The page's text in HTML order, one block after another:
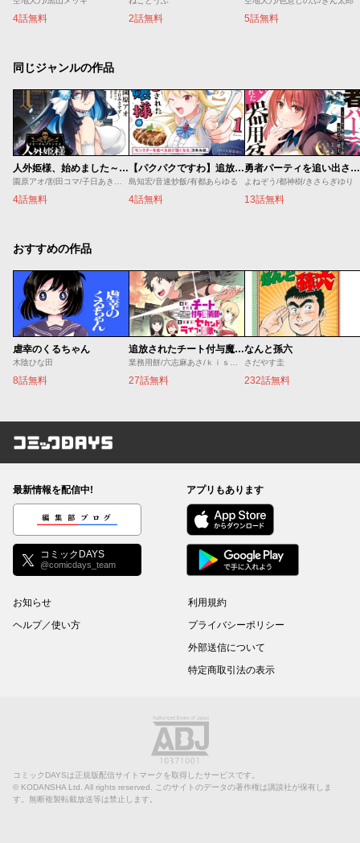
4話無料 2話無料 5話無料
同じジャンルの作品
人外姫様、始めました～Ｆｒｅｅ Ｌｉｆｅ Ｆａｎｔａｓｙ Ｏｎｌｉｎｅ～
園原アオ/割田コマ/子日あきすず/Ｓｈｅｒｒｙ
4話無料
【パクパクですわ】追放されたお嬢様の『モンスターを食べるほど強くなる』スキルは、１食で１レベルアップする前代未聞の最強スキルでした。３日で人類最強になりましたわ～！
島知宏/音速炒飯/有都あらゆる
4話無料
勇者パーティを追い出された器用貧乏 ～パーティ事情で付与術士をやっていた剣士、万能へと至る～
よねぞう/都神樹/きさらぎゆり
13話無料
おすすめの作品
虐幸のくるちゃん
木陰ひな田
8話無料
追放されたチート付与魔術師は気ままなセカンドライフを謳歌する。 ～俺は武器だけじゃなく、あらゆるものに『強化ポイント』を付与できるし、俺の意思でいつでも効果を解除できるけど、残った人たち大丈夫？～
業務用餅/六志麻あさ/ｋｉｓｕｉ
27話無料
なんと孫六
さだやす圭
232話無料
コミックDAYS
最新情報を配信中!
編集部ブログ
コミックDAYS
@comicdays_team
アプリもあります
お知らせ
ヘルプ／使い方
利用規約
プライバシーポリシー
外部送信について
特定商取引法の表示
コミックDAYSは正規版配信サイトマークを取得したサービスです。
© KODANSHA Ltd. All rights reserved. このサイトのデータの著作権は講談社が保有しま
す。無断複製転載放送等は禁止します。